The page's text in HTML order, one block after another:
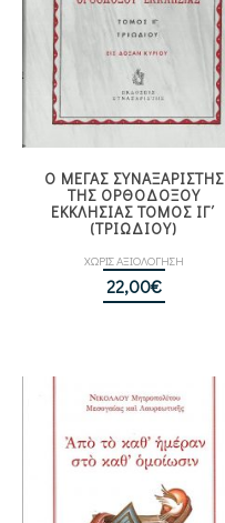
Ο ΜΕΓΑΣ ΣΥΝΑΞΑΡΙΣΤΗΣ
ΤΗΣ ΟΡΘΟΔΟΞΟΥ
ΕΚΚΛΗΣΙΑΣ ΤΟΜΟΣ ΙΓ΄
(ΤΡΙΩΔΙΟΥ)
ΧΩΡΙΣ ΑΞΙΟΛΟΓΗΣΗ
22,00€